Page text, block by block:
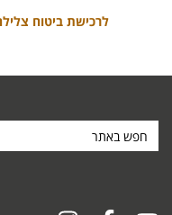
לרכישת ביטוח
באתר